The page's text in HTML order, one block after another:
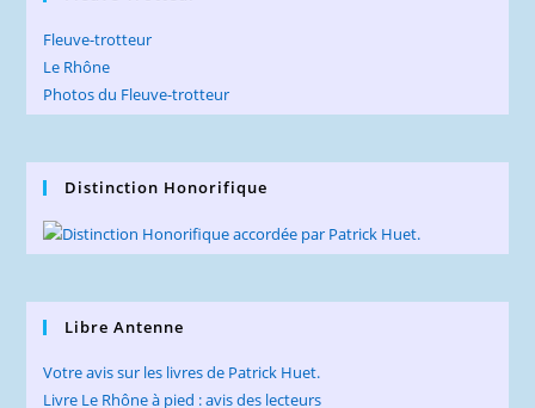
Fleuve-trotteur
Le Rhône
Photos du Fleuve-trotteur
Distinction Honorifique
Libre Antenne
Votre avis sur les livres de Patrick Huet.
Livre Le Rhône à pied : avis des lecteurs